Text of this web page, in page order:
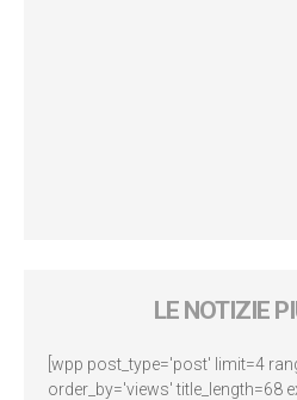
LE NOTIZIE
[wpp post_type='post' limit=4
order_by='views' title_length=68